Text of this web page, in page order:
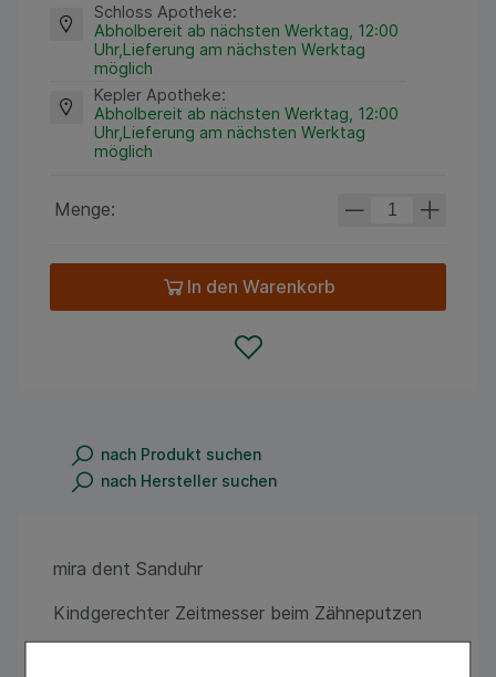
Schloss Apotheke:
Abholbereit ab nächsten Werktag, 12:00
Uhr,Lieferung am nächsten Werktag
möglich
Kepler Apotheke:
Abholbereit ab nächsten Werktag, 12:00
Uhr,Lieferung am nächsten Werktag
möglich
Menge:
In den Warenkorb
nach Produkt suchen
nach Hersteller suchen
mira dent Sanduhr
Kindgerechter Zeitmesser beim Zähneputzen